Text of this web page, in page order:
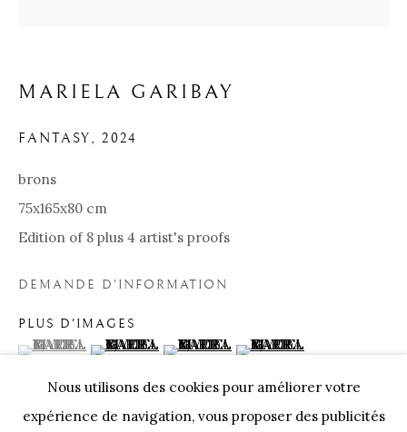
Nos Partenaires
Onze Partners: RESTAURANT BONAMI
SWINNENSTORE
FRANK TACK
Nous utilisons des cookies pour améliorer votre
expérience de navigation, vous proposer des publicités
MARIELA GARIBAY
FANTASY,2024
brons
75x165x80 cm
Edition of 8 plus 4 artist's proofs
DEMANDE D'INFORMATION
PLUS D'IMAGES
(View a larger image of thumbnail 1 )
, currently selected.
, currently selected.
, currently selected.(View a larger image of thumbnail 2 )
(View a larger image of thumbnail 3 )
(View a larger image of